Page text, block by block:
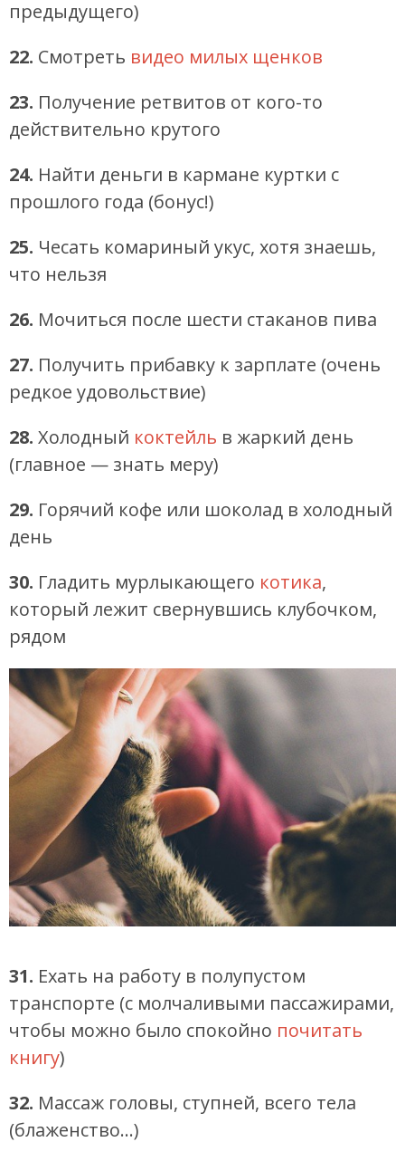
предыдущего)
22. Смотреть видео милых щенков
23. Получение ретвитов от кого-то
действительно крутого
24. Найти деньги в кармане куртки с
прошлого года (бонус!)
25. Чесать комариный укус, хотя знаешь,
что нельзя
26. Мочиться после шести стаканов пива
27. Получить прибавку к зарплате (очень
редкое удовольствие)
28. Холодный коктейль в жаркий день
(главное — знать меру)
29. Горячий кофе или шоколад в холодный
день
30. Гладить мурлыкающего котика,
который лежит свернувшись клубочком,
рядом
31. Ехать на работу в полупустом
транспорте (с молчаливыми пассажирами,
чтобы можно было спокойно почитать
книгу)
32. Массаж головы, ступней, всего тела
(блаженство…)